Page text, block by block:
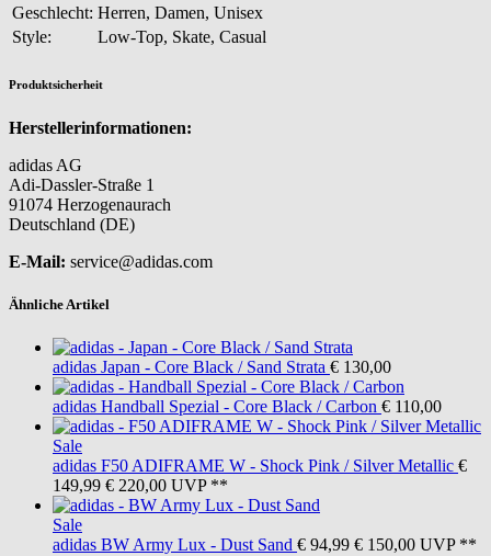
Geschlecht: Herren, Damen, Unisex
Style:
Low-Top, Skate, Casual
Produktsicherheit
Herstellerinformationen:
adidas AG
Adi-Dassler-Straße 1
91074 Herzogenaurach
Deutschland (DE)
E-Mail: service@adidas.com
Ähnliche Artikel
adidas Japan - Core Black / Sand Strata € 130,00
adidas Handball Spezial - Core Black / Carbon € 110,00
Sale
adidas F50 ADIFRAME W - Shock Pink / Silver Metallic €
149,99 € 220,00 UVP **
Sale
adidas BW Army Lux - Dust Sand € 94,99 € 150,00 UVP **